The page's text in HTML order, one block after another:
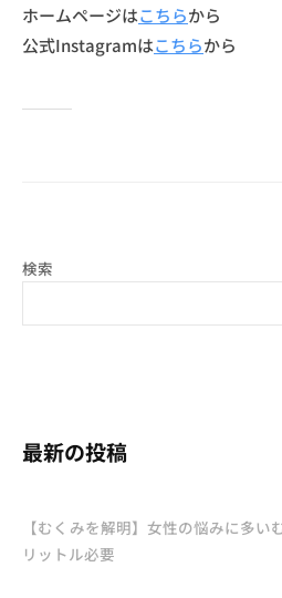
ホームページはこちらから
公式Instagramはこちらから
検索
最新の投稿
【むくみを解明】女性の悩みに多
リットル必要